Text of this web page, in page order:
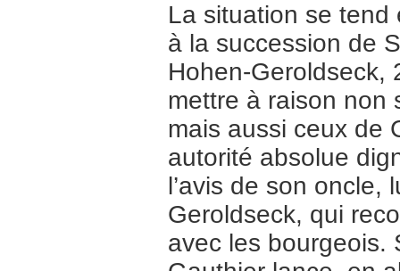
La situation se
à la succession de
Hohen-Geroldseck,
mettre à raison non
mais aussi ceux de
autorité absolue
l’avis de son oncle,
Geroldseck, qui
avec les bourgeois.